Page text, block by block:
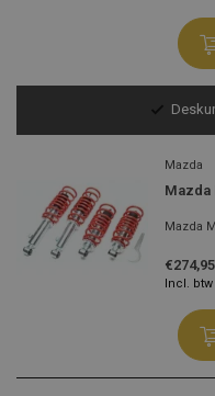
Voor 13:00
Mazda
Mazda
Mazda
€274,95
Incl. btw